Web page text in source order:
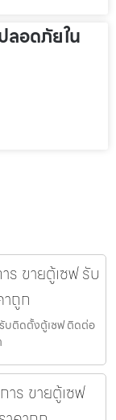
ลอดภัยใน
ร ขายตู้เซฟ รับ
ถูก
รับติดตั้งตู้เซฟ ติดต่อ
าร ขายตู้เซฟ